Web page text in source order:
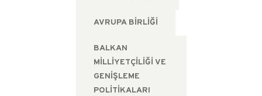
AVRUPA BIRLIĞI
BALKAN
MILLIYETÇILIĞI VE
GENIŞLEME
POLITIKALARI